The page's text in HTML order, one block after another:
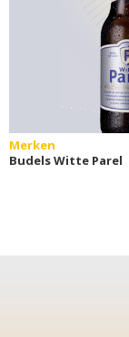
Merken
Budels Witte Parel